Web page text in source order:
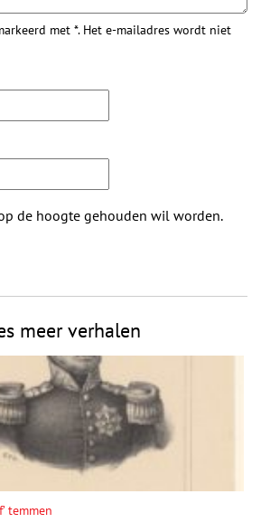
met *. Het e-mailadres wordt niet
de hoogte gehouden wil worden.
meer verhalen
temmen